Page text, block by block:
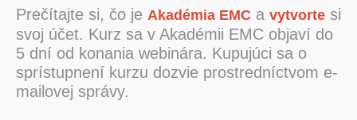
Prečítajte si, čo je Akadémia EMCa vytvortesi
svoj účet. Kurz sa v Akadémii EMC objaví do
5 dní od konania webinára. Kupujúci sa o
sprístupnení kurzu dozvie prostredníctvom e-
mailovej správy.